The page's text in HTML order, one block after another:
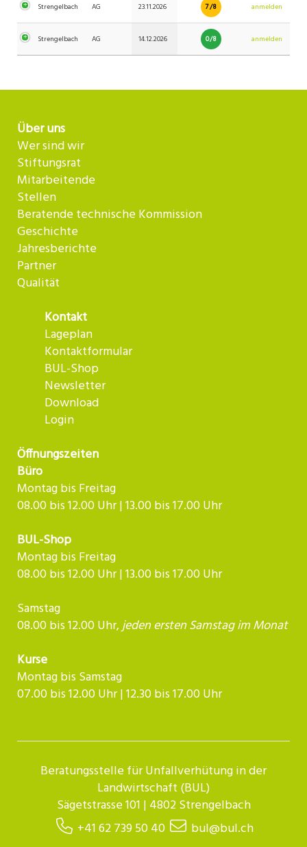
Strengelbach AG 23.11.2026 7/8 anmelden
Strengelbach AG 14.12.2026 0/8 anmelden
Über uns
Wer sind wir
Stiftungsrat
Mitarbeitende
Stellen
Beratende technische Kommission
Geschichte
Jahresberichte
Partner
Qualität
Kontakt
Lageplan
Kontaktformular
BUL-Shop
Newsletter
Download
Login
Öffnungszeiten
Büro
Montag bis Freitag
08.00 bis 12.00 Uhr | 13.00 bis 17.00 Uhr
BUL-Shop
Montag bis Freitag
08.00 bis 12.00 Uhr | 13.00 bis 17.00 Uhr
Samstag
08.00 bis 12.00 Uhr,jeden ersten Samstag im Monat
Kurse
Montag bis Samstag
07.00 bis 12.00 Uhr | 12.30 bis 17.00 Uhr​​​​​​
Beratungsstelle für Unfallverhütung in der
Landwirtschaft (BUL)
Sägetstrasse 101 | 4802 Strengelbach
+41 62 739 50 40
bul@bul.ch